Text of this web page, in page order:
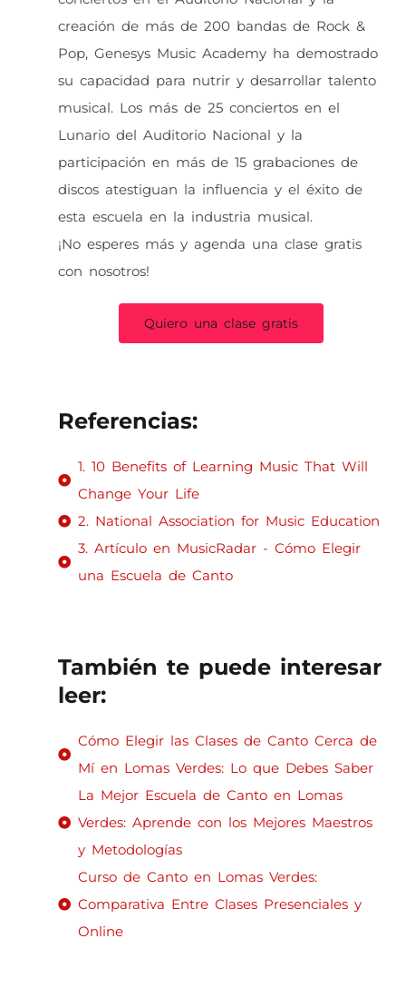
creación de más de 200 bandas de Rock &
Pop, Genesys Music Academy ha demostrado
su capacidad para nutrir y desarrollar talento
musical. Los más de 25 conciertos en el
Lunario del Auditorio Nacional y la
participación en más de 15 grabaciones de
discos atestiguan la influencia y el éxito de
esta escuela en la industria musical.
¡No esperes más y agenda una clase gratis
con nosotros!
Quiero una clase gratis
Referencias:
1. 10 Benefits of Learning Music That Will
Change Your Life
2. National Association for Music Education
3. Artículo en MusicRadar - Cómo Elegir
una Escuela de Canto
También te puede interesar
leer:
Cómo Elegir las Clases de Canto Cerca de
Mí en Lomas Verdes: Lo que Debes Saber
La Mejor Escuela de Canto en Lomas
Verdes: Aprende con los Mejores Maestros
y Metodologías
Curso de Canto en Lomas Verdes:
Comparativa Entre Clases Presenciales y
Online